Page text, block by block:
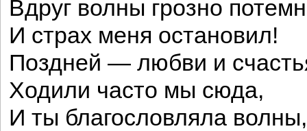
Вдруг волны грозно
И страх меня остановил!
Поздней — любви и
Ходили часто мы сюда,
И ты благословляла волны,